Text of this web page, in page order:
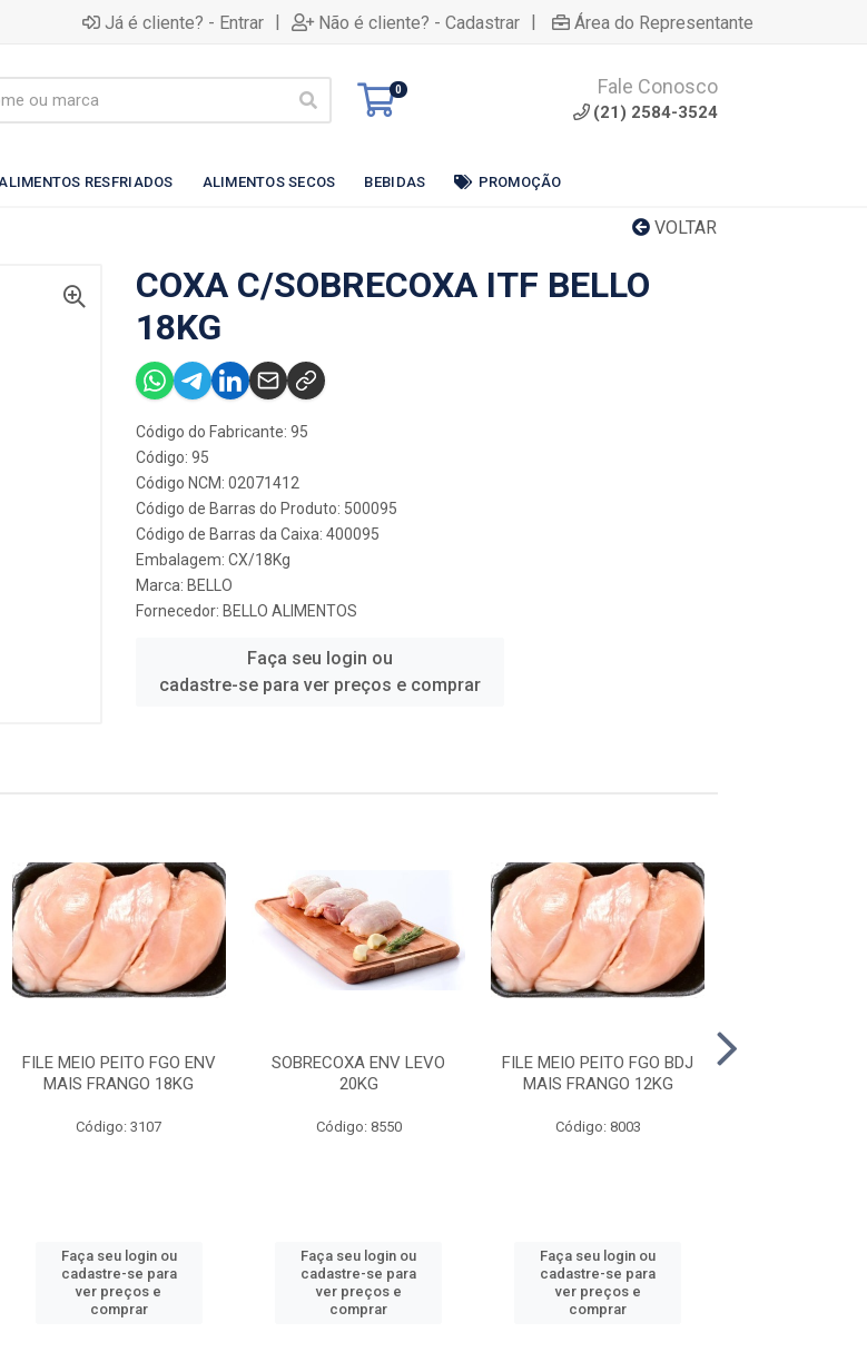
Já é cliente? - Entrar | Não é cliente? - Cadastrar | Área do Representante
0 Fale Conosco
(21) 2584-3524
ALIMENTOS RESFRIADOS ALIMENTOS SECOS BEBIDAS PROMOÇÃO
VOLTAR
COXA C/SOBRECOXA ITF BELLO
18KG
Código do Fabricante: 95
Código: 95
Código NCM: 02071412
Código de Barras do Produto: 500095
Código de Barras da Caixa: 400095
Embalagem: CX/18Kg
Marca: BELLO
Fornecedor: BELLO ALIMENTOS
Faça seu login ou
cadastre-se para ver preços e comprar
FILE MEIO PEITO FGO ENV
MAIS FRANGO 18KG
Código: 3107
Faça seu login ou
cadastre-se para
ver preços e
comprar
SOBRECOXA ENV LEVO
20KG
Código: 8550
Faça seu login ou
cadastre-se para
ver preços e
comprar
FILE MEIO PEITO FGO BDJ
MAIS FRANGO 12KG
Código: 8003
Faça seu login ou
cadastre-se para
ver preços e
comprar